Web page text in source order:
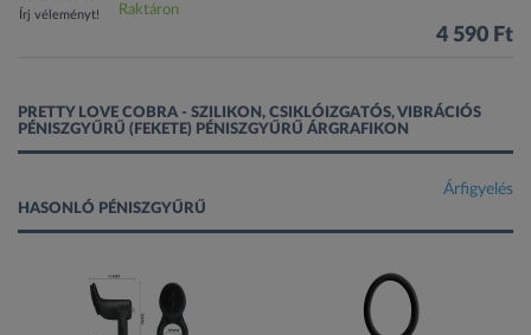
Írj véleményt! Raktáron
4 590 Ft
PRETTY LOVE COBRA - SZILIKON, CSIKLÓIZGATÓS, VIBRÁCIÓS
PÉNISZGYŰRŰ (FEKETE) PÉNISZGYŰRŰ ÁRGRAFIKON
Árfigyelés
HASONLÓ PÉNISZGYŰRŰ